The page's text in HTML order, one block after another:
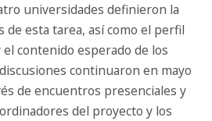
universidades definieron la
esta tarea, así como el perfil
contenido esperado de los
continuaron en mayo
de encuentros presenciales y
del proyecto y los